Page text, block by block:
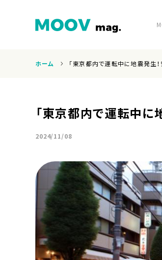
ホーム
運営会社
MOOVマガジン利用規
ホーム 「東京都内で運転中に地震発生！
「東京都内で運転中に
2024/11/08